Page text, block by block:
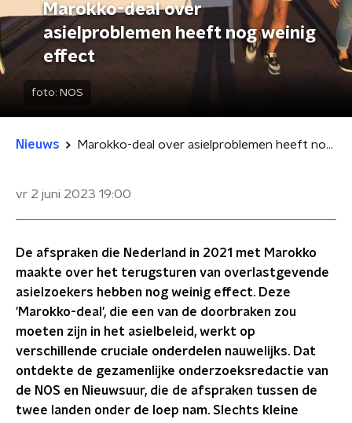
Marokko-deal over
asielproblemen heeft nog weinig
effect
foto: NOS
Nieuws Marokko-deal over asielproblemen heeft nog weinig effect
vr 2 juni 2023 19:00
De afspraken die Nederland in 2021 met Marokko
maakte over het terugsturen van overlastgevende
asielzoekers hebben nog weinig effect. Deze
'Marokko-deal', die een van de doorbraken zou
moeten zijn in het asielbeleid, werkt op
verschillende cruciale onderdelen nauwelijks. Dat
ontdekte de gezamenlijke onderzoeksredactie van
de NOS en Nieuwsuur, die de afspraken tussen de
twee landen onder de loep nam. Slechts kleine